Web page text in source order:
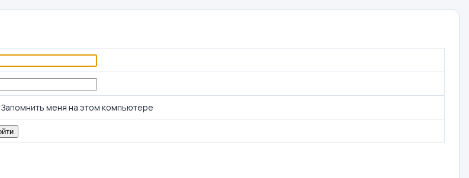
Запомнить меня на этом компьютере